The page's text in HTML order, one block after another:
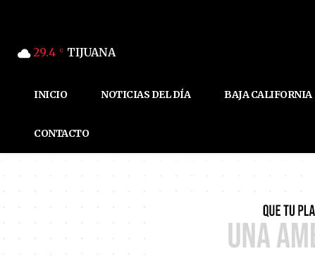
29.4 C TIJUANA
INICIO NOTICIAS DEL DÍA BAJA CALIFORNIA
CONTACTO